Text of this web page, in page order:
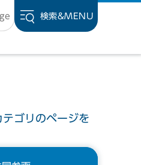
検索&MENU
テゴリのページを